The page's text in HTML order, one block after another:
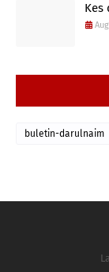
buletin-darulnaim